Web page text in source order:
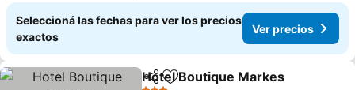
Seleccioná las fechas para ver los precios
exactos
Ver precios
CompartirAñadir a favoritos
Hotel Boutique Markes